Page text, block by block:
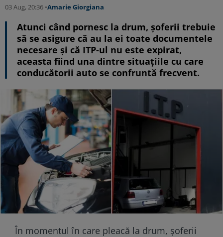
03 Aug, 20:36 •Amarie Giorgiana
Atunci când pornesc la drum, șoferii trebuie
să se asigure că au la ei toate documentele
necesare și că ITP-ul nu este expirat,
aceasta fiind una dintre situațiile cu care
conducătorii auto se confruntă frecvent.
În momentul în care pleacă la drum, șoferii